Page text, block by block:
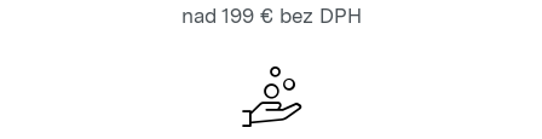
nad 199 € bez DPH